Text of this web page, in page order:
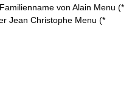
von Alain Menu (*
Jean Christophe Menu (*